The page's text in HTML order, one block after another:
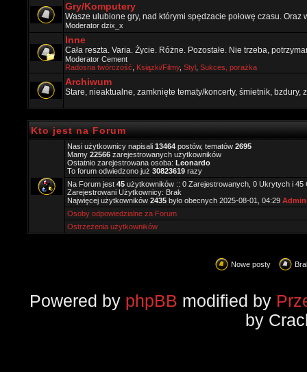
Gry/Komputery
Wasze ulubione gry, nad którymi spędzacie połowę czasu.
Moderator dzix_x
Inne
Cała reszta. Varia. Życie. Różne. Pozostałe. Nie trzeba,
Moderator Cement
Radosna twórczość
Ksiązki/Filmy, Styl Sukces, porażka
Archiwum
Stare, nieaktualne, zamknięte tematy/koncerty, śmietnik, bzdury,
Kto jest na Forum
Nasi użytkownicy napisali 13464 postów, tematów 2695
Mamy 22566 zarejestrowanych użytkowników
Ostatnio zarejestrowana osoba: Leonardo
To forum odwiedzono już 30823619 razy
Na Forum jest 45 użytkowników :: 0 Zarejestrowanych, 0 Ukrytych i 45
Zarejestrowani Użytkownicy: Brak
Najwięcej użytkowników 2435 było obecnych 2025-08-01, 04:29
Osoby odpowiedzialne za Forum
Ostrzeżenia użytkowników
Nowe posty
Powered by phpBB modified by
by